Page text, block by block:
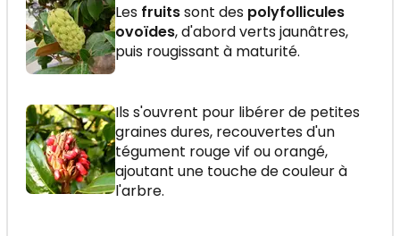
Les fruitssont des polyfollicules
ovoïdes, d'abord verts jaunâtres,
puis rougissant à maturité.
Ils s'ouvrent pour libérer de petites
graines dures, recouvertes d'un
tégument rouge vif ou orangé,
ajoutant une touche de couleur à
l'arbre.